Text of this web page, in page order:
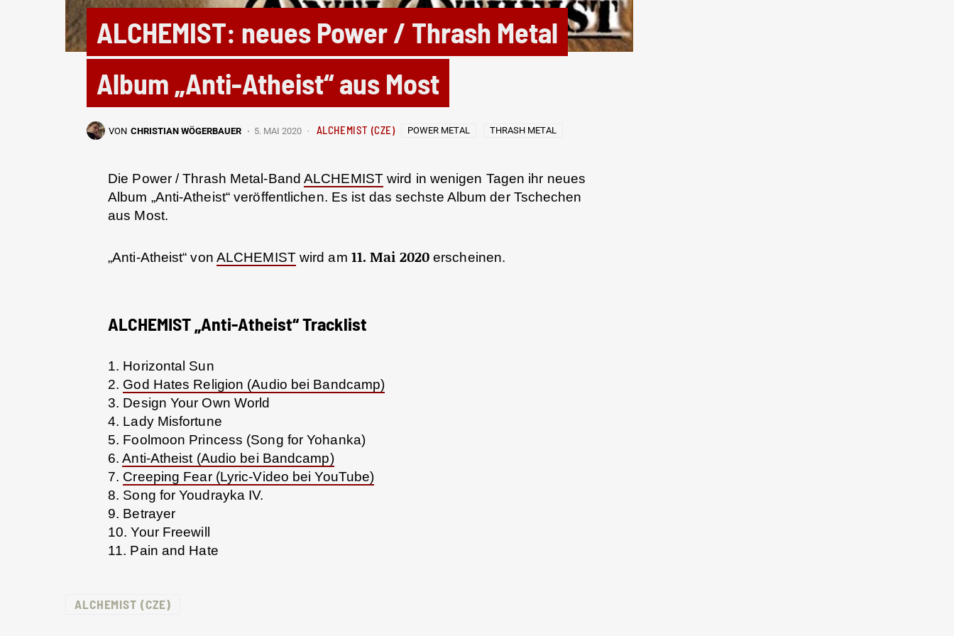
ALCHEMIST: neues Power / Thrash Metal
Album „Anti-Atheist“ aus Most
VON CHRISTIAN WÖGERBAUER 5. MAI 2020 ALCHEMIST (CZE) POWER METAL THRASH METAL
Die Power / Thrash Metal-BandALCHEMISTwird in wenigen Tagen ihr neues
Album „Anti-Atheist“ veröffentlichen. Es ist das sechste Album der Tschechen
aus Most.
„Anti-Atheist“ von ALCHEMISTwird am 11. Mai 2020erscheinen.
ALCHEMIST „Anti-Atheist“ Tracklist
1. Horizontal Sun
2. God Hates Religion (Audio bei Bandcamp)
3. Design Your Own World
4. Lady Misfortune
5. Foolmoon Princess (Song for Yohanka)
6.Anti-Atheist (Audio bei Bandcamp)
7. Creeping Fear (Lyric-Video bei YouTube)
8. Song for Youdrayka IV.
9. Betrayer
10. Your Freewill
11. Pain and Hate
ALCHEMIST (CZE)